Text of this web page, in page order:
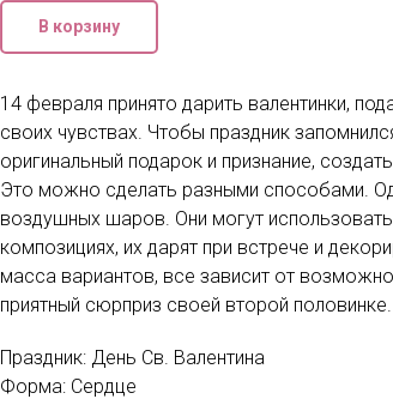
В корзину
14 февраля принято дарить валентинки,
своих чувствах. Чтобы праздник
оригинальный подарок и признание,
Это можно сделать разными способами.
воздушных шаров. Они могут
композициях, их дарят при встрече и
масса вариантов, все зависит от
приятный сюрприз своей второй половинке.
Праздник: День Св. Валентина
Форма: Сердце